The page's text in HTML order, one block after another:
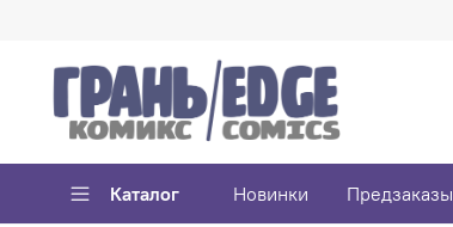
Каталог Новинки Предзаказы